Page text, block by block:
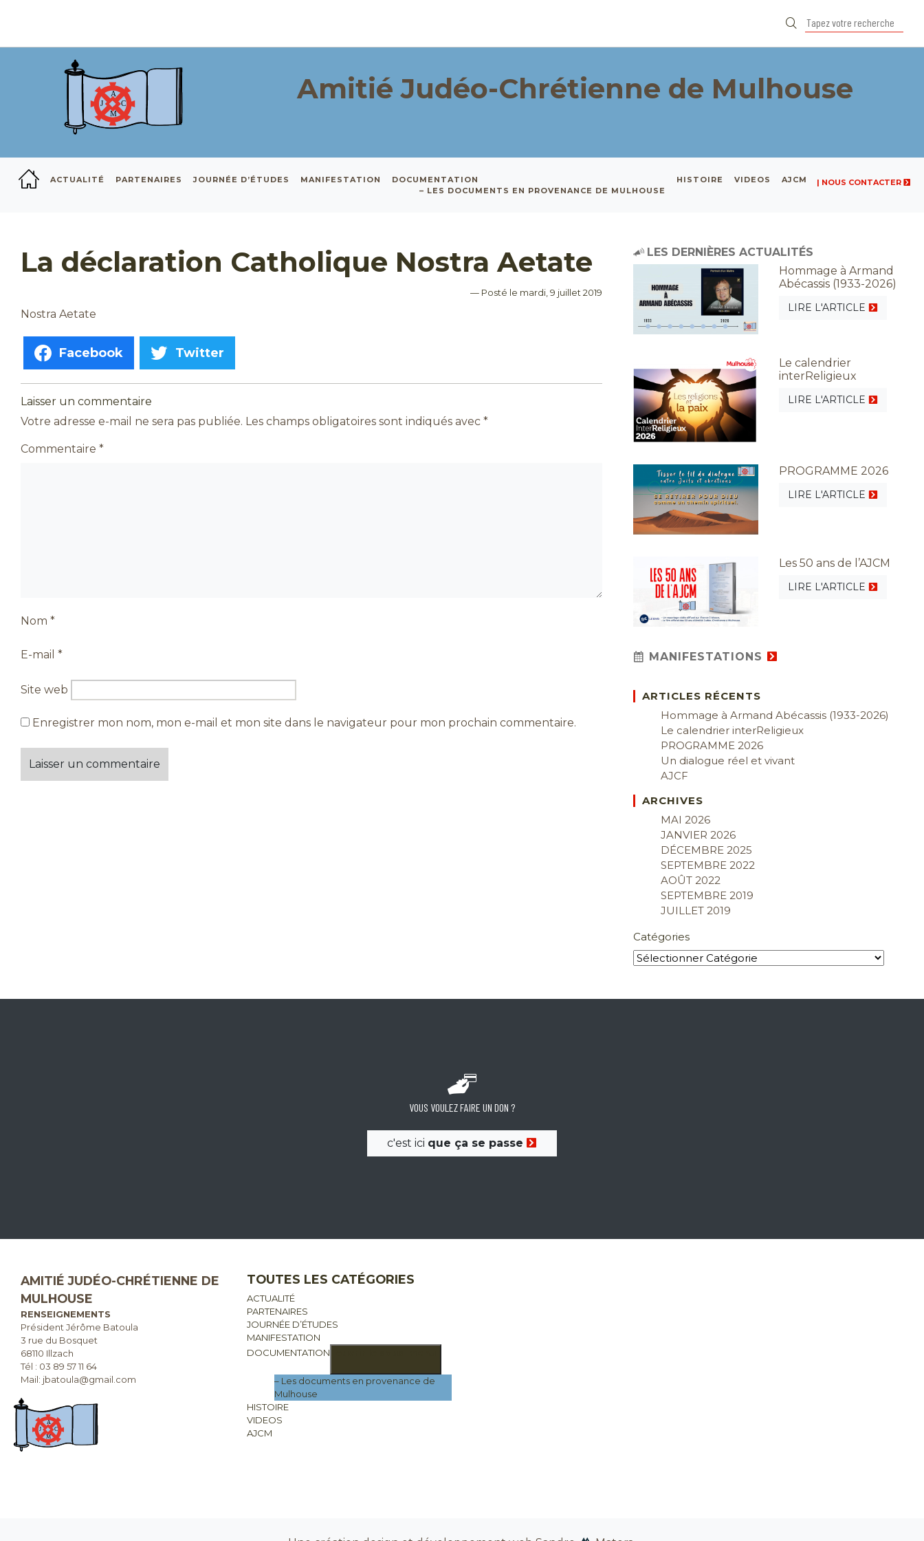
Amitié Judéo-Chrétienne de Mulhouse
ACTUALITÉ PARTENAIRES JOURNÉE D’ÉTUDES MANIFESTATION
DOCUMENTATION
– LES DOCUMENTS EN PROVENANCE DE MULHOUSE
HISTOIRE VIDEOS AJCM | NOUS CONTACTER
La déclaration Catholique Nostra Aetate
— Posté le mardi, 9 juillet 2019
Nostra Aetate
Facebook Twitter
Laisser un commentaire
Votre adresse e-mail ne sera pas publiée. Les champs obligatoires sont indiqués avec *
Commentaire *
Nom *
E-mail *
Site web
Enregistrer mon nom, mon e-mail et mon site dans le navigateur pour mon prochain commentaire.
LES DERNIÈRES ACTUALITÉS
Hommage à Armand
Abécassis (1933-2026)
LIRE L'ARTICLE
Le calendrier
interReligieux
LIRE L'ARTICLE
PROGRAMME 2026
LIRE L'ARTICLE
Les 50 ans de l’AJCM
LIRE L'ARTICLE
MANIFESTATIONS
ARTICLES RÉCENTS
Hommage à Armand Abécassis (1933-2026)
Le calendrier interReligieux
PROGRAMME 2026
Un dialogue réel et vivant
AJCF
ARCHIVES
MAI 2026
JANVIER 2026
DÉCEMBRE 2025
SEPTEMBRE 2022
AOÛT 2022
SEPTEMBRE 2019
JUILLET 2019
Catégories
VOUS VOULEZ FAIRE UN DON ?
c'est ici que ça se passe
AMITIÉ JUDÉO-CHRÉTIENNE DE
MULHOUSE
RENSEIGNEMENTS
Président Jérôme Batoula
3 rue du Bosquet
68110 Illzach
Tél : 03 89 57 11 64
Mail: jbatoula@gmail.com
TOUTES LES CATÉGORIES
ACTUALITÉ
PARTENAIRES
JOURNÉE D’ÉTUDES
MANIFESTATION
DOCUMENTATION
– Les documents en provenance de
Mulhouse
HISTOIRE
VIDEOS
AJCM